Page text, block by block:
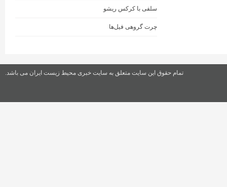
سلفی با کرکس ریشو
چرت گروهی فیل‌ها
تمام حقوق این سایت متعلق به سایت خبری محیط زیست ایران می باشد.